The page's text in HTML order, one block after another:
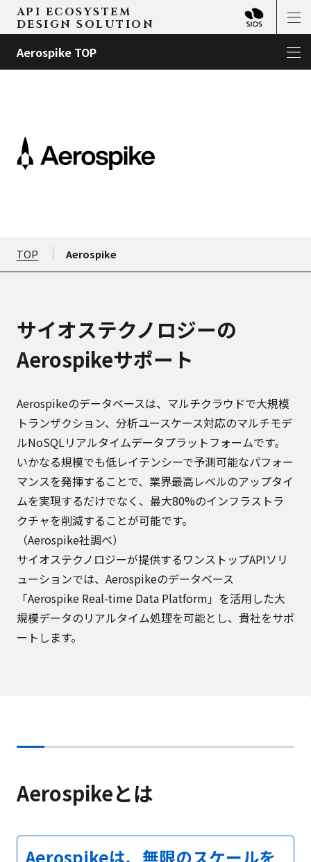
API ECOSYSTEM
DESIGN SOLUTION
Aerospike TOP
TOP Aerospike
サイオステクノロジーの
Aerospikeサポート
Aerospikeのデータベースは、マルチクラウドで大規模
トランザクション、分析ユースケース対応のマルチモデ
ルNoSQLリアルタイムデータプラットフォームです。
いかなる規模でも低レイテンシーで予測可能なパフォー
マンスを発揮することで、業界最高レベルのアップタイ
ムを実現するだけでなく、最大80%のインフラストラ
クチャを削減することが可能です。
（Aerospike社調べ）
サイオステクノロジーが提供するワンストップAPIソリ
ューションでは、Aerospikeのデータベース
「Aerospike Real-time Data Platform」を活用した大
規模データのリアルタイム処理を可能とし、貴社をサポ
ートします。
Aerospikeとは
Aerospikeは、無限のスケールを